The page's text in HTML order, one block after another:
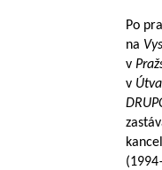
Po
na
v
v
(